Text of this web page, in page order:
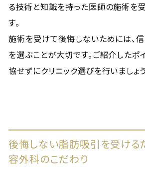
る技術と知識を持った医師の施術を
す。
施術を受けて後悔しないためには、
を選ぶことが大切です。ご紹介したポ
協せずにクリニック選びを行いましょう
後悔しない脂肪吸引を受ける
容外科のこだわり